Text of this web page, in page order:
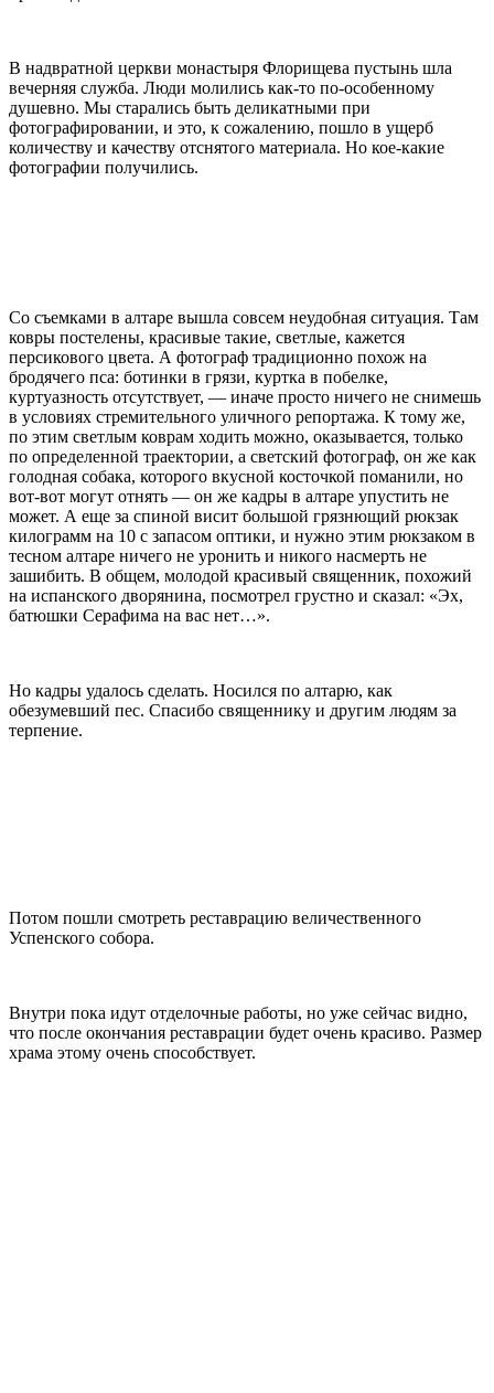
В надвратной церкви монастыря Флорищева пустынь шла
вечерняя служба. Люди молились как-то по-особенному
душевно. Мы старались быть деликатными при
фотографировании, и это, к сожалению, пошло в ущерб
количеству и качеству отснятого материала. Но кое-какие
фотографии получились.
Со съемками в алтаре вышла совсем неудобная ситуация. Там
ковры постелены, красивые такие, светлые, кажется
персикового цвета. А фотограф традиционно похож на
бродячего пса: ботинки в грязи, куртка в побелке,
куртуазность отсутствует, — иначе просто ничего не снимешь
в условиях стремительного уличного репортажа. К тому же,
по этим светлым коврам ходить можно, оказывается, только
по определенной траектории, а светский фотограф, он же как
голодная собака, которого вкусной косточкой поманили, но
вот-вот могут отнять — он же кадры в алтаре упустить не
может. А еще за спиной висит большой грязнющий рюкзак
килограмм на 10 с запасом оптики, и нужно этим рюкзаком в
тесном алтаре ничего не уронить и никого насмерть не
зашибить. В общем, молодой красивый священник, похожий
на испанского дворянина, посмотрел грустно и сказал: «Эх,
батюшки Серафима на вас нет…».
Но кадры удалось сделать. Носился по алтарю, как
обезумевший пес. Спасибо священнику и другим людям за
терпение.
Потом пошли смотреть реставрацию величественного
Успенского собора.
Внутри пока идут отделочные работы, но уже сейчас видно,
что после окончания реставрации будет очень красиво. Размер
храма этому очень способствует.